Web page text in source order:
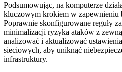
Podsumowując, na komputerze
kluczowym ⁤krokiem w zapewnieniu
Poprawnie skonfigurowane reguły
minimalizacji ryzyka ataków z⁣
analizować i aktualizować
sieciowych, aby uniknąć
infrastruktury.